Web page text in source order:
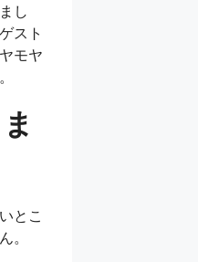
し
スト
モヤ
とこ
。